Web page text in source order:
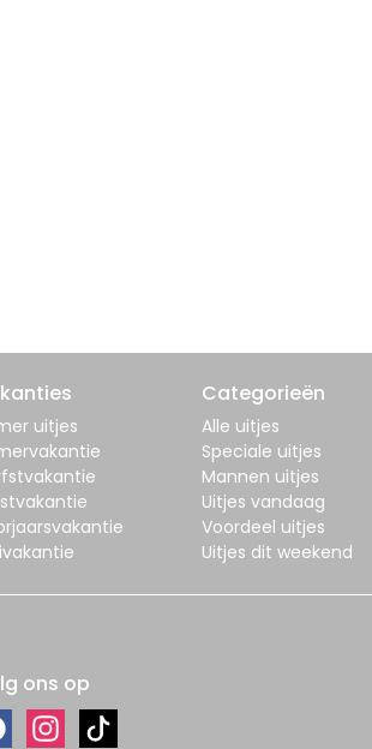
uitjes
Categorieën
Alle uitjes
Speciale uitjes
Mannen uitjes
Uitjes vandaag
Voordeel uitjes
Uitjes dit weekend
ons op